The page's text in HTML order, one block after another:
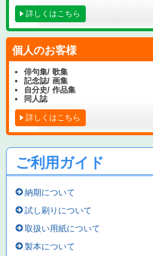
詳しくはこちら
個人のお客様
俳句集/ 歌集
記念誌/ 画集
自分史/ 作品集
同人誌
詳しくはこちら
ご利用ガイド
納期について
試し刷りについて
取扱い用紙について
製本について